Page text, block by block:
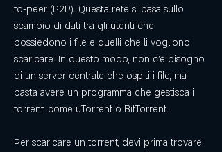
to-peer (P2P). Questa rete si basa sullo
scambio di dati tra gli utenti che
possiedono i file e quelli che li vogliono
scaricare. In questo modo, non c'è bisogno
di un server centrale che ospiti i file, ma
basta avere un programma che gestisca i
torrent, come uTorrent o BitTorrent.
Per scaricare un torrent, devi prima trovare